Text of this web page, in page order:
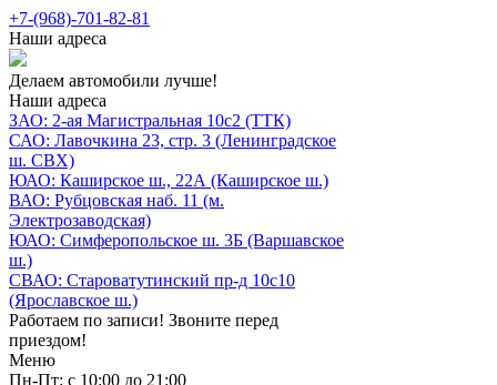
+7-(968)-701-82-81
Наши адреса
Делаем автомобили лучше!
Наши адреса
ЗАО: 2-ая Магистральная 10с2 (ТТК)
САО: Лавочкина 23, стр. 3 (Ленинградское
ш. СВХ)
ЮАО: Каширское ш., 22А (Каширское ш.)
ВАО: Рубцовская наб. 11 (м.
Электрозаводская)
ЮАО: Симферопольское ш. 3Б (Варшавское
ш.)
СВАО: Староватутинский пр-д 10с10
(Ярославское ш.)
Работаем по записи! Звоните перед
приездом!
Меню
Пн-Пт: с 10:00 до 21:00